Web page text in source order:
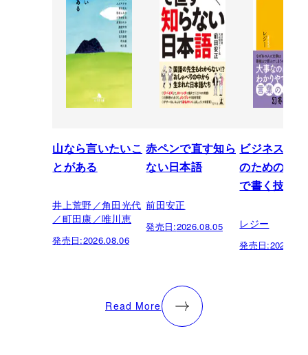
山なら言いたいこ
とがある
井上荒野／角田光代
／町田康／唯川恵
発売日:2026.08.06
赤ペンで直す知ら
ない日本語
前田安正
発売日:2026.08.05
ビジネスパ
のための「
で書く技術
レジー
発売日:
Read More